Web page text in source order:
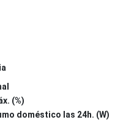
(%)
doméstico las 24h. (W)